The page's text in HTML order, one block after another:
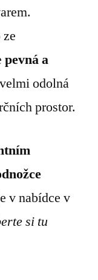
pevná a
odolná
prostor.
v nabídce v
si tu